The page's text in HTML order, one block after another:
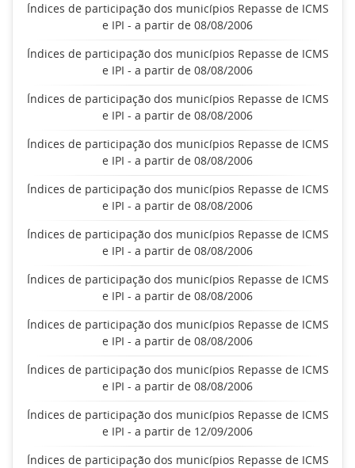
Índices de participação dos municípios Repasse de ICMS
e IPI - a partir de 08/08/2006
Índices de participação dos municípios Repasse de ICMS
e IPI - a partir de 08/08/2006
Índices de participação dos municípios Repasse de ICMS
e IPI - a partir de 08/08/2006
Índices de participação dos municípios Repasse de ICMS
e IPI - a partir de 08/08/2006
Índices de participação dos municípios Repasse de ICMS
e IPI - a partir de 08/08/2006
Índices de participação dos municípios Repasse de ICMS
e IPI - a partir de 08/08/2006
Índices de participação dos municípios Repasse de ICMS
e IPI - a partir de 08/08/2006
Índices de participação dos municípios Repasse de ICMS
e IPI - a partir de 08/08/2006
Índices de participação dos municípios Repasse de ICMS
e IPI - a partir de 08/08/2006
Índices de participação dos municípios Repasse de ICMS
e IPI - a partir de 12/09/2006
Índices de participação dos municípios Repasse de ICMS